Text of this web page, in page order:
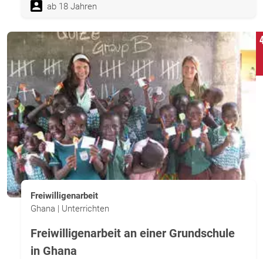
ab 18 Jahren
Freiwilligenarbeit
Ghana | Unterrichten
Freiwilligenarbeit an einer Grundschule
in Ghana